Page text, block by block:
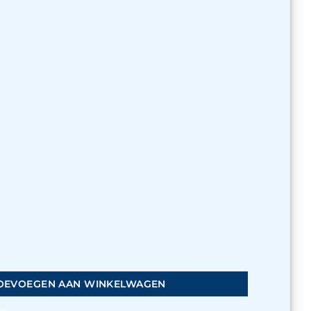
uitbreidingsmodule voor propagatie aantal
AAN WINKELWAGEN